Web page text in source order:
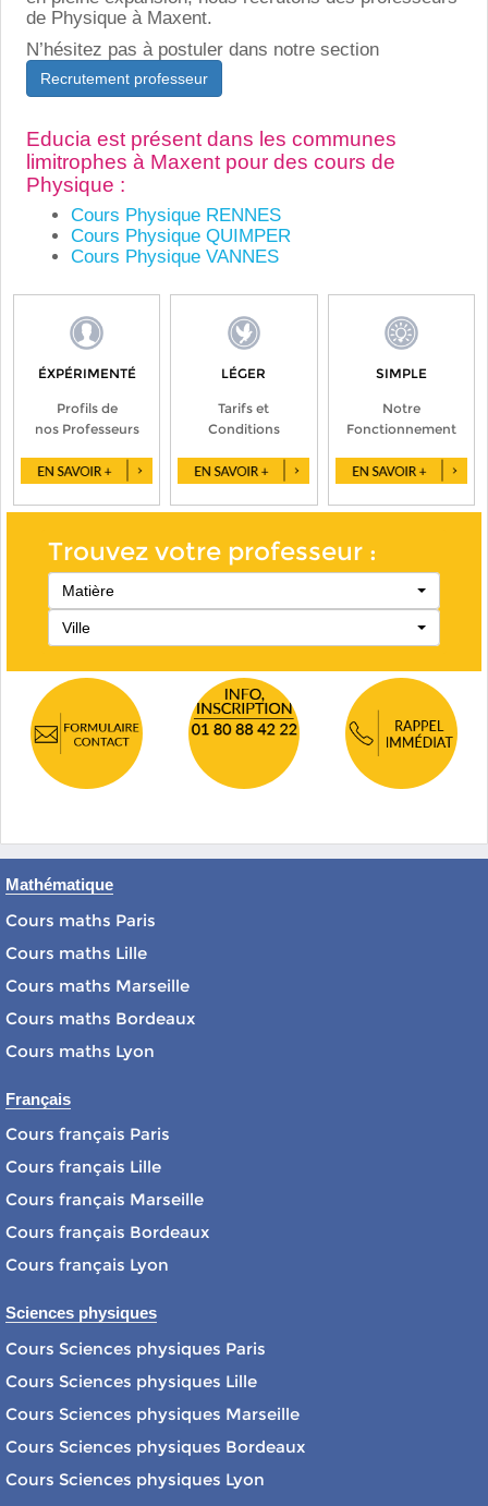
de Physique à Maxent.
N’hésitez pas à postuler dans notre section
Recrutement professeur
Educia est présent dans les communes
limitrophes à Maxent pour des cours de
Physique :
Cours Physique RENNES
Cours Physique QUIMPER
Cours Physique VANNES
ÉXPÉRIMENTÉ
Profils de
nos Professeurs
LÉGER
Tarifs et
Conditions
SIMPLE
Notre
Fonctionnement
Trouvez votre professeur :
Matière
Ville
Mathématique
Cours maths Paris
Cours maths Lille
Cours maths Marseille
Cours maths Bordeaux
Cours maths Lyon
Français
Cours français Paris
Cours français Lille
Cours français Marseille
Cours français Bordeaux
Cours français Lyon
Sciences physiques
Cours Sciences physiques Paris
Cours Sciences physiques Lille
Cours Sciences physiques Marseille
Cours Sciences physiques Bordeaux
Cours Sciences physiques Lyon